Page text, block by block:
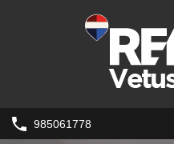
985061778